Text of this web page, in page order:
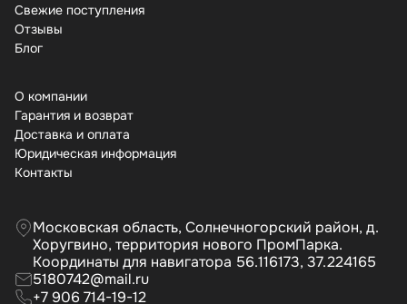
Свежие поступления
Отзывы
Бло
О компании
Гарантия и возврат
Доставка и оплата
Юридическая информация
Контакты
Московская область, Солнечногорский район, д.
Хоругвино, территория нового ПромПарка.
Координаты для навигатора 56.116173, 37.224165
5180742@mail.ru
+7 906 714-19-12